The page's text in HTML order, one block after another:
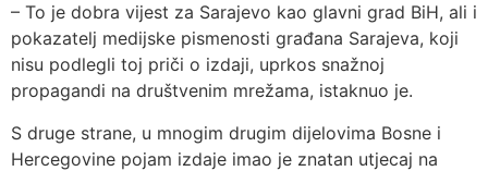
– To je dobra vijest za Sarajevo kao glavni grad BiH, ali i
pokazatelj medijske pismenosti građana Sarajeva, koji
nisu podlegli toj priči o izdaji, uprkos snažnoj
propagandi na društvenim mrežama, istaknuo je.
S druge strane, u mnogim drugim dijelovima Bosne i
Hercegovine pojam izdaje imao je znatan utjecaj na